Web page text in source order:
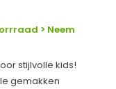
> Neem
stijlvolle kids!
gemakken